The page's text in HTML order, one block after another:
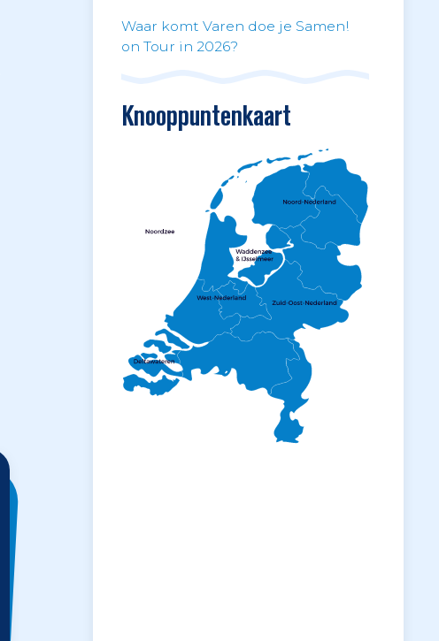
Waar komt Varen doe je Samen!
on Tour in 2026?
Knooppuntenkaart